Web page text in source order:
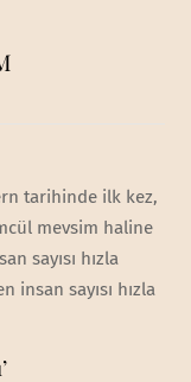
tarihinde ilk kez,
mevsim haline
sayısı hızla
insan sayısı hızla